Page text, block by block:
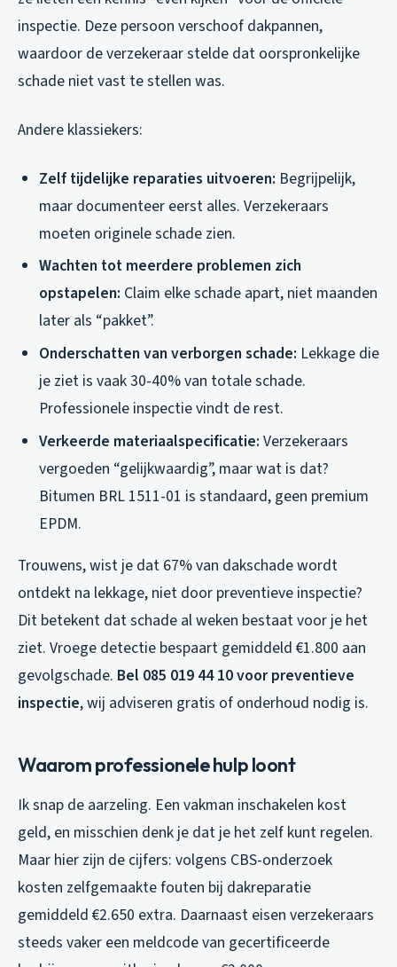
inspectie. Deze persoon verschoof dakpannen,
waardoor de verzekeraar stelde dat oorspronkelijke
schade niet vast te stellen was.
Andere klassiekers:
Zelf tijdelijke reparaties uitvoeren: Begrijpelijk,
maar documenteer eerst alles. Verzekeraars
moeten originele schade zien.
Wachten tot meerdere problemen zich
opstapelen: Claim elke schade apart, niet maanden
later als “pakket”.
Onderschatten van verborgen schade: Lekkage die
je ziet is vaak 30-40% van totale schade.
Professionele inspectie vindt de rest.
Verkeerde materiaalspecificatie: Verzekeraars
vergoeden “gelijkwaardig”, maar wat is dat?
Bitumen BRL 1511-01 is standaard, geen premium
EPDM.
Trouwens, wist je dat 67% van dakschade wordt
ontdekt na lekkage, niet door preventieve inspectie?
Dit betekent dat schade al weken bestaat voor je het
ziet. Vroege detectie bespaart gemiddeld €1.800 aan
gevolgschade. Bel 085 019 44 10 voor preventieve
inspectie, wij adviseren gratis of onderhoud nodig is.
Waarom professionele hulp loont
Ik snap de aarzeling. Een vakman inschakelen kost
geld, en misschien denk je dat je het zelf kunt regelen.
Maar hier zijn de cijfers: volgens CBS-onderzoek
kosten zelfgemaakte fouten bij dakreparatie
gemiddeld €2.650 extra. Daarnaast eisen verzekeraars
steeds vaker een meldcode van gecertificeerde